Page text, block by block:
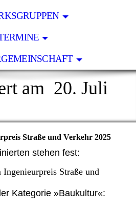
am 20. Juli
Straße und Verkehr 2025
stehen fest:
Ingenieurpreis Straße und
Kategorie »Baukultur«: